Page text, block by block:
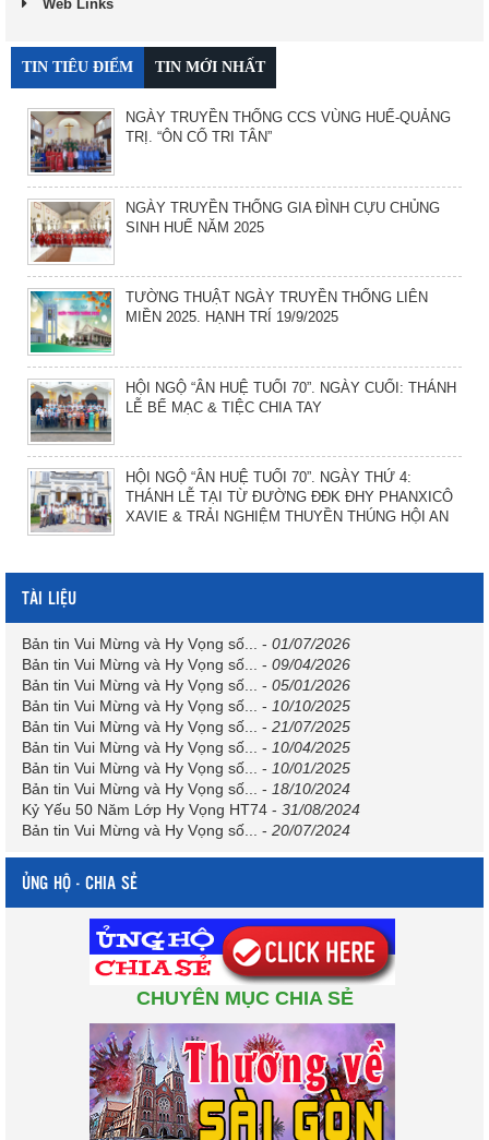
Web Links
TIN TIÊU ĐIỂM TIN MỚI NHẤT
NGÀY TRUYỀN THỐNG CCS VÙNG HUẾ-QUẢNG
TRỊ. “ÔN CỐ TRI TÂN”
NGÀY TRUYỀN THỐNG GIA ĐÌNH CỰU CHỦNG
SINH HUẾ NĂM 2025
TƯỜNG THUẬT NGÀY TRUYỀN THỐNG LIÊN
MIỀN 2025. HẠNH TRÍ 19/9/2025
HỘI NGỘ “ÂN HUỆ TUỔI 70”. NGÀY CUỐI: THÁNH
LỄ BẾ MẠC & TIỆC CHIA TAY
HỘI NGỘ “ÂN HUỆ TUỔI 70”. NGÀY THỨ 4:
THÁNH LỄ TẠI TỪ ĐƯỜNG ĐĐK ĐHY PHANXICÔ
XAVIE & TRẢI NGHIỆM THUYỀN THÚNG HỘI AN
TÀI LIỆU
Bản tin Vui Mừng và Hy Vọng số... - 01/07/2026
Bản tin Vui Mừng và Hy Vọng số... - 09/04/2026
Bản tin Vui Mừng và Hy Vọng số... - 05/01/2026
Bản tin Vui Mừng và Hy Vọng số... - 10/10/2025
Bản tin Vui Mừng và Hy Vọng số... - 21/07/2025
Bản tin Vui Mừng và Hy Vọng số... - 10/04/2025
Bản tin Vui Mừng và Hy Vọng số... - 10/01/2025
Bản tin Vui Mừng và Hy Vọng số... - 18/10/2024
Kỷ Yếu 50 Năm Lớp Hy Vọng HT74 - 31/08/2024
Bản tin Vui Mừng và Hy Vọng số... - 20/07/2024
ỦNG HỘ - CHIA SẺ
CHUYÊN MỤC CHIA SẺ